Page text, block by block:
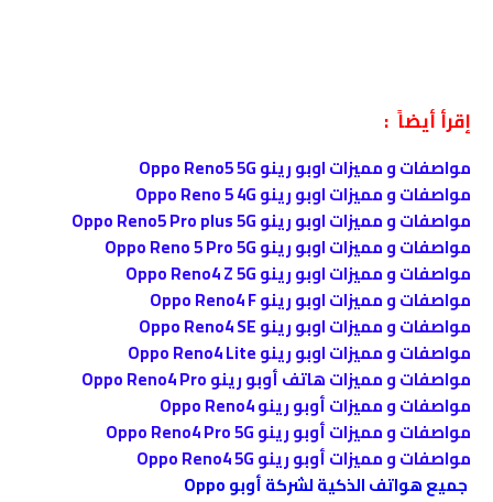
إقرأ أيضاً :
مواصفات و مميزات اوبو رينو Oppo Reno5 5G
مواصفات و مميزات اوبو رينو Oppo Reno 5 4G
مواصفات و مميزات اوبو رينو Oppo Reno5 Pro plus 5G
مواصفات و مميزات اوبو رينو Oppo Reno 5 Pro 5G
مواصفات و مميزات اوبو رينو Oppo Reno4 Z 5G
مواصفات و مميزات اوبو رينو Oppo Reno4 F
مواصفات و مميزات اوبو رينو Oppo Reno4 SE
مواصفات و مميزات اوبو رينو Oppo Reno4 Lite
مواصفات و مميزات هاتف أوبو رينو Oppo Reno4 Pro
مواصفات و مميزات أوبو رينو Oppo Reno4
مواصفات و مميزات أوبو رينو Oppo Reno4 Pro 5G
مواصفات و مميزات أوبو رينو Oppo Reno4 5G
جميع هواتف الذكية لشركة أوبو Oppo